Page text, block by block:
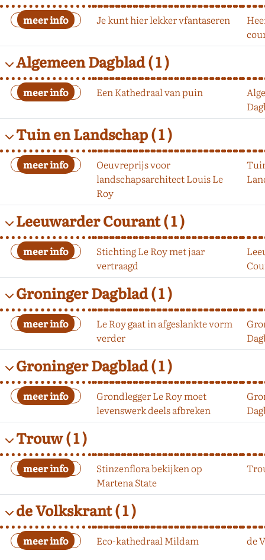
Je kunt hier lekker vfantaseren
Algemeen Dagblad( 1 )
Een Kathedraal van puin
Tuin en Landschap( 1 )
Oeuvreprijs voor
landschapsarchitect Louis Le
Roy
Leeuwarder Courant( 1 )
Stichting Le Roy met jaar
vertraagd
Groninger Dagblad( 1 )
Le Roy gaat in afgeslankte vorm
verder
Groninger Dagblad( 1 )
Grondlegger Le Roy moet
levenswerk deels afbreken
Trouw( 1 )
Stinzenflora bekijken op
Martena State
de Volkskrant( 1 )
Eco-kathedraal Mildam de